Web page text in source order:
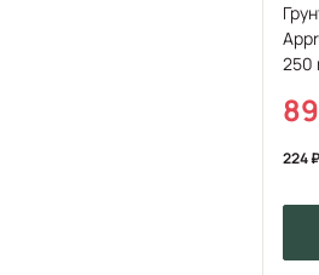
250
224